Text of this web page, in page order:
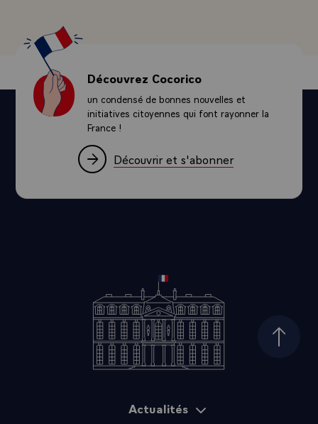
Découvrez Cocorico
un condensé de bonnes nouvelles et
initiatives citoyennes qui font rayonner la
France !
Découvrir et s'abonner
Haut
Actualités